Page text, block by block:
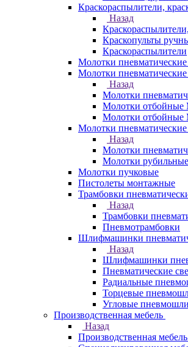
Краскораспылители,
Назад
Краскопульты
Краскораспылители
Молотки
Молотки
Назад
Молотки
Молотки
Молотки
Молотки
Назад
Молотки
Молотки рубильные
Молотки пучковые
Пистолеты монтажные
Трамбовки
Назад
Трамбовки
Пневмотрамбовки
Шлифмашинки
Назад
Шлифмашинки
Пневматические
Радиальные
Торцевые
Угловые
Производственная мебель
Назад
Производственная мебель